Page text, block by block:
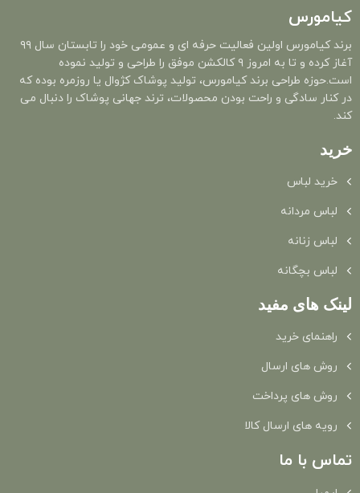
کیامورس
برند کیامورس اولین فعالیت حرفه ای و عمومی خود را تابستان سال ۹۹
آغاز کرده و تا به امروز ۹ کالکشن موفق را طراحی و تولید نموده
است.حوزه طراحی برند کیامورس، تولید پوشاک کژوال یا روزمره بوده که
در کنار سادگی و راحت بودن محصولات، ترند جهانی پوشاک را دنبال می
کند.
خرید
خرید لباس
لباس مردانه
لباس زنانه
لباس بچگانه
لینک های مفید
راهنمای خرید
روش های ارسال
روش های پرداخت
رویه های ارسال کالا
تماس با ما